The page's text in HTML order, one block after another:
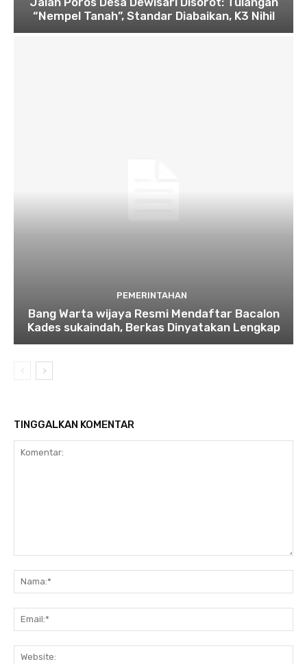
“Nempel Tanah”, Standar Diabaikan, K3 Nihil
PEMERINTAHAN
Bang Warta wijaya Resmi Mendaftar Bacalon
Kades sukaindah, Berkas Dinyatakan Lengkap
TINGGALKAN KOMENTAR